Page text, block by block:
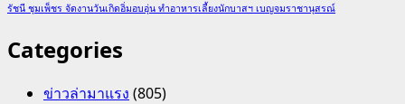
รัชนี ชุมเพ็ชร จัดงานวันเกิดอิ่มอบอุ่น ทำอาหารเลี้ยงนักบาสฯ เบญจมราชานุสรณ์
Categories
ข่าวล่ามาแรง (805)